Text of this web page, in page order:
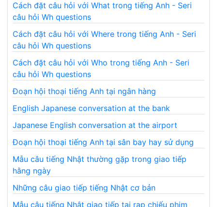
Cách đặt câu hỏi với What trong tiếng Anh - Seri
câu hỏi Wh questions
Cách đặt câu hỏi với Where trong tiếng Anh - Seri
câu hỏi Wh questions
Cách đặt câu hỏi với Who trong tiếng Anh - Seri
câu hỏi Wh questions
Đoạn hội thoại tiếng Anh tại ngân hàng
English Japanese conversation at the bank
Japanese English conversation at the airport
Đoạn hội thoại tiếng Anh tại sân bay hay sử dụng
Mẫu câu tiếng Nhật thường gặp trong giao tiếp
hằng ngày
Những câu giao tiếp tiếng Nhật cơ bản
Mẫu câu tiếng Nhật giao tiếp tại rạp chiếu phim